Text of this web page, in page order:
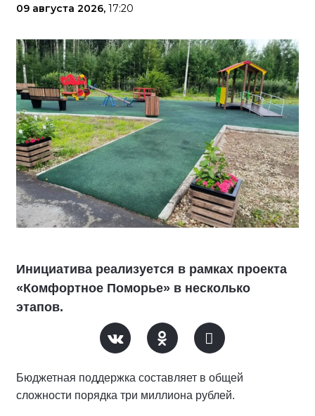
09 августа 2026, 17:20
Инициатива реализуется в рамках проекта
«Комфортное Поморье» в несколько
этапов.
Бюджетная поддержка составляет в общей
сложности порядка три миллиона рублей.